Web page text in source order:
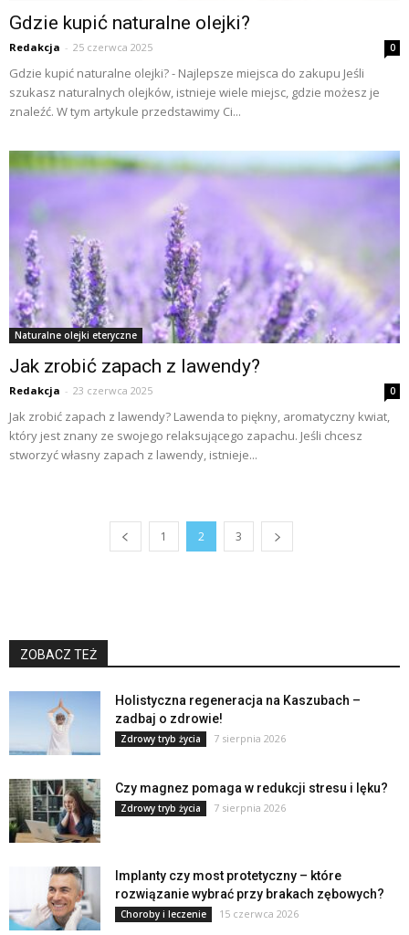
Gdzie kupić naturalne olejki?
Redakcja - 25 czerwca 2025 0
Gdzie kupić naturalne olejki? - Najlepsze miejsca do zakupu Jeśli
szukasz naturalnych olejków, istnieje wiele miejsc, gdzie możesz je
znaleźć. W tym artykule przedstawimy Ci...
Naturalne olejki eteryczne
Jak zrobić zapach z lawendy?
Redakcja - 23 czerwca 2025 0
Jak zrobić zapach z lawendy? Lawenda to piękny, aromatyczny kwiat,
który jest znany ze swojego relaksującego zapachu. Jeśli chcesz
stworzyć własny zapach z lawendy, istnieje...
1 2 3
ZOBACZ TEŻ
Holistyczna regeneracja na Kaszubach –
zadbaj o zdrowie!
Zdrowy tryb życia 7 sierpnia 2026
Czy magnez pomaga w redukcji stresu i lęku?
Zdrowy tryb życia 7 sierpnia 2026
Implanty czy most protetyczny – które
rozwiązanie wybrać przy brakach zębowych?
Choroby i leczenie 15 czerwca 2026